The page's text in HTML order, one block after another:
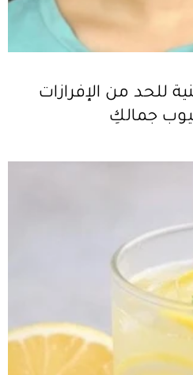
للحد من الإفرازات
جمالكِ